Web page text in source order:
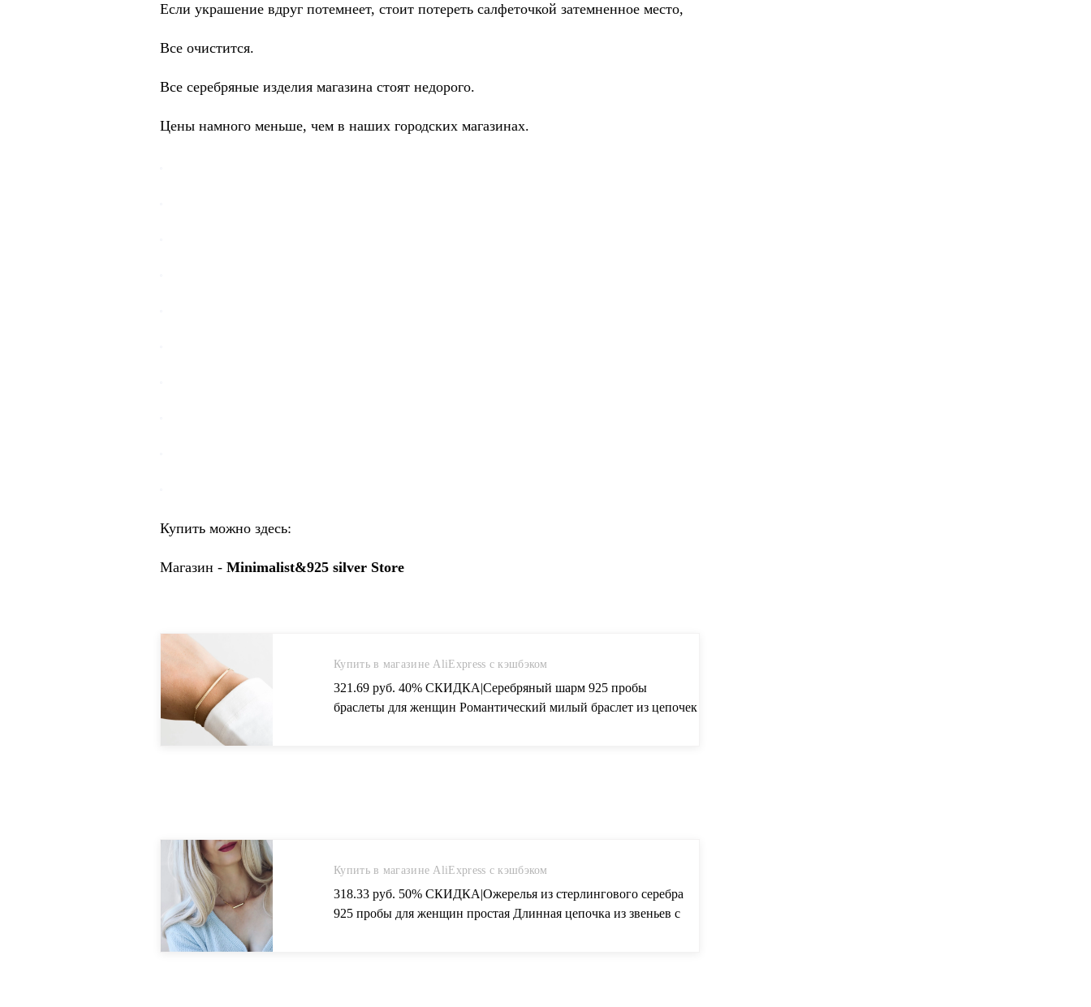
Если украшение вдруг потемнеет, стоит потереть салфеточкой затемненное место,
Все очистится.
Все серебряные изделия магазина стоят недорого.
Цены намного меньше, чем в наших городских магазинах.
Купить можно здесь:
Магазин - Minimalist&925 silver Store
Купить в магазине AliExpress с кэшбэком
321.69 руб. 40% СКИДКА|Серебряный шарм 925 пробы
браслеты для женщин Романтический милый браслет из цепочек
Купить в магазине AliExpress с кэшбэком
318.33 руб. 50% СКИДКА|Ожерелья из стерлингового серебра
925 пробы для женщин простая Длинная цепочка из звеньев с